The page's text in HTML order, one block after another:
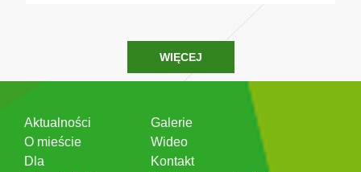
WIĘCEJ
Aktualności
O mieście
Dla
Galerie
Wideo
Kontakt